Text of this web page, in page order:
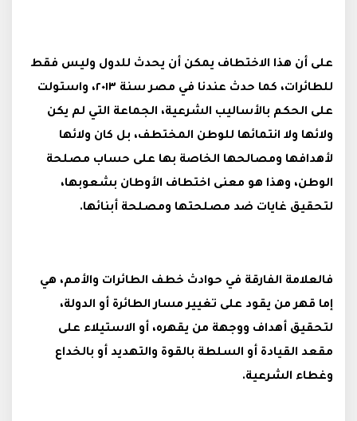
على أن هذا الاختطاف يمكن أن يحدث للدول وليس فقط
للطائرات، كما حدث عندنا في مصر سنة ٢٠١٣، واستولت
على الحكم بالأساليب الشرعية، الجماعة التي لم يكن
ولائها ولا انتمائها للوطن المختطف، بل كان ولائها
لأهدافها ومصالحها الخاصة بها على حساب مصلحة
الوطن، وهذا هو معنى اختطاف الأوطان بشعوبها،
لتحقيق غايات ضد مصلحتها ومصلحة أبنائها.
فالعلامة الفارقة في حوادث خطف الطائرات والأمم، هي
إما قهر من يقود على تغيير مسار الطائرة أو الدولة،
لتحقيق أهداف ووجهة من يقهره، أو الاستيلاء على
مقعد القيادة أو السلطة بالقوة والتهديد أو بالخداع
وغطاء الشرعية.